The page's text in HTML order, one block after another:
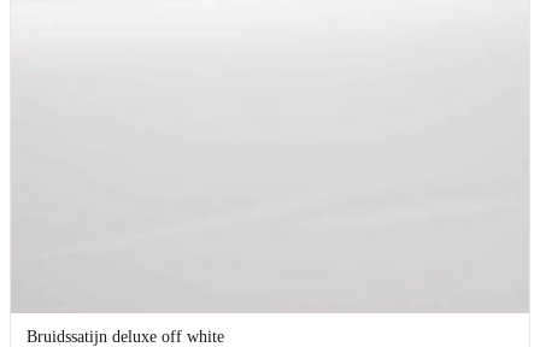
Bruidssatijn deluxe off white